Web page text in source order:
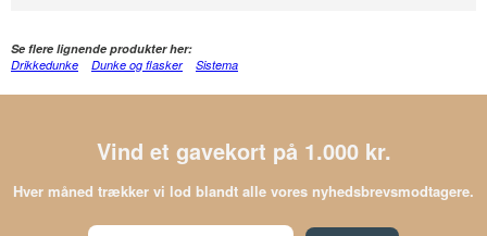
Se flere lignende produkter her:
Drikkedunke
Dunke og flasker Sistema
Vind et gavekort på 1.000 kr.
Hver måned trækker vi lod blandt alle vores nyhedsbrevsmodtagere.